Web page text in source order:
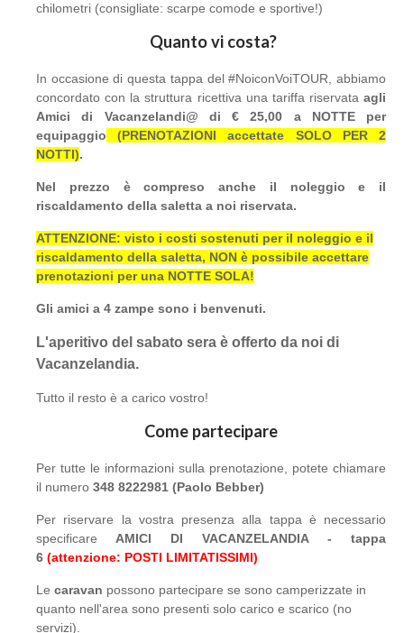
chilometri (consigliate: scarpe comode e sportive!)
Quanto vi costa?
In occasione di questa tappa del #NoiconVoiTOUR, abbiamo
concordato con la struttura ricettiva una tariffa riservata agli
Amici di Vacanzelandi@ di € 25,00 a NOTTE per
equipaggio (PRENOTAZIONI accettate SOLO PER 2
NOTTI).
Nel prezzo è compreso anche il noleggio e il
riscaldamento della saletta a noi riservata.
ATTENZIONE: visto i costi sostenuti per il noleggio e il
riscaldamento della saletta, NON è possibile accettare
prenotazioni per una NOTTE SOLA!
Gli amici a 4 zampe sono i benvenuti.
L'aperitivo del sabato sera è offerto da noi di
Vacanzelandia.
Tutto il resto è a carico vostro!
Come partecipare
Per tutte le informazioni sulla prenotazione, potete chiamare
il numero 348 8222981 (Paolo Bebber)
Per riservare la vostra presenza alla tappa è necessario
specificare AMICI DI VACANZELANDIA - tappa
6 (attenzione: POSTI LIMITATISSIMI)
Le caravan possono partecipare se sono camperizzate in
quanto nell'area sono presenti solo carico e scarico (no
servizi).